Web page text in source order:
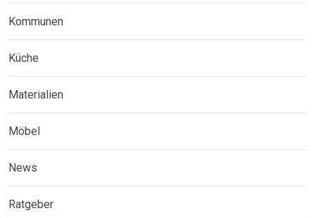
Kommunen
Küche
Materialien
Möbel
News
Ratgeber